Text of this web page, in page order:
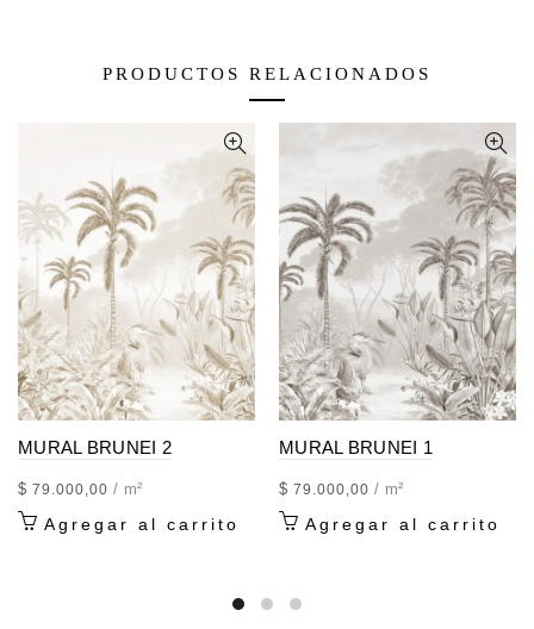
PRODUCTOS RELACIONADOS
MURAL BRUNEI 2
$ 79.000,00 / m²
Agregar al carrito
MURAL BRUNEI 1
$ 79.000,00 / m²
Agregar al carrito